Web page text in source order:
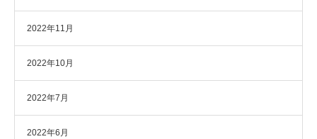
2022年11月
2022年10月
2022年7月
2022年6月